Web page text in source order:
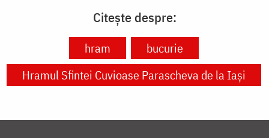
Citește despre:
hram
bucurie
Hramul Sfintei Cuvioase Parascheva de la Iași